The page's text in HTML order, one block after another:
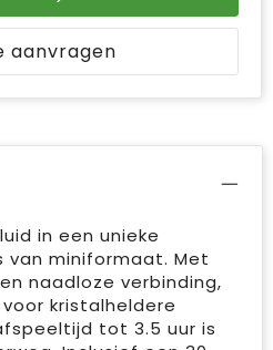
aanvragen
in een unieke
van miniformaat. Met
naadloze verbinding,
kristalheldere
tot 3.5 uur is